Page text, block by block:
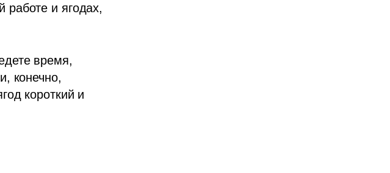
работе и ягодах,
время,
конечно,
короткий и